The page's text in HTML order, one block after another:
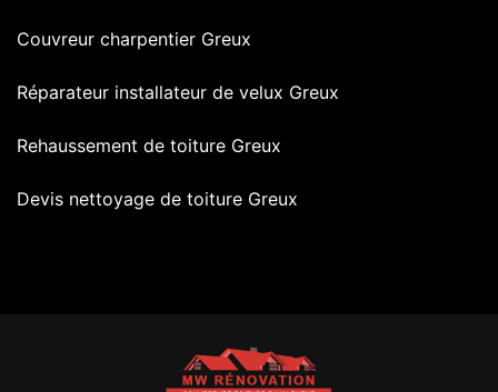
Couvreur charpentier Greux
Réparateur installateur de velux Greux
Rehaussement de toiture Greux
Devis nettoyage de toiture Greux